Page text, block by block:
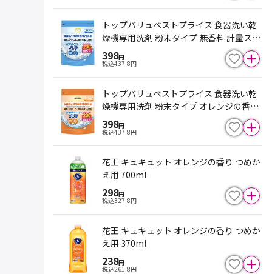
トップバリュベストプライス 食器洗い乾
燥機専用洗剤 粉末タイプ 無香料 計量スプ
ーン付 900g
398円
税込437.8円
トップバリュベストプライス 食器洗い乾
燥機専用洗剤 粉末タイプ オレンジの香り
計量スプーン付 900g
398円
税込437.8円
花王 キュキュット オレンジの香り つめか
え用 700ml
298円
税込327.8円
花王 キュキュット オレンジの香り つめか
え用 370ml
238円
税込261.8円